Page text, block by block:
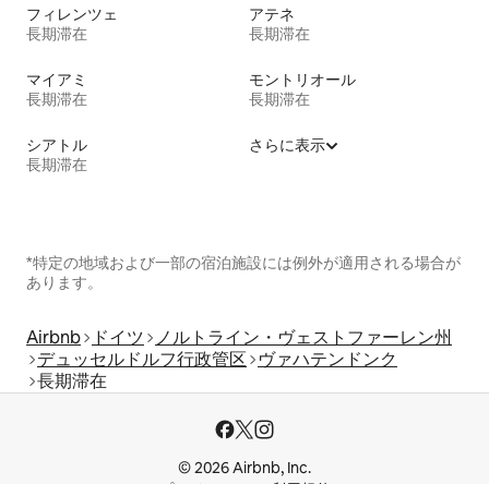
フィレンツェ
長期滞在
アテネ
長期滞在
マイアミ
長期滞在
モントリオール
長期滞在
シアトル
長期滞在
さらに表示
*特定の地域および一部の宿泊施設には例外が適用される場合が
あります。
Airbnb ドイツ
ノルトライン・ヴェストファーレン州
デュッセルドルフ行政管区
ヴァハテンドンク
長期滞在
© 2026 Airbnb, Inc.